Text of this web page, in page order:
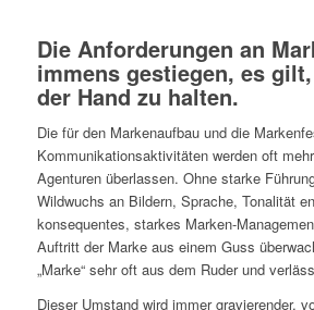
Die Anforderungen an
immens gestiegen, es
der Hand zu halten.
Die für den Markenaufbau und die
Kommunikationsaktivitäten werden oft
Agenturen überlassen. Ohne starke
Wildwuchs an Bildern, Sprache, Tonalität
konsequentes, starkes Marken-
Auftritt der Marke aus einem Guss
„Marke“ sehr oft aus dem Ruder und
Dieser Umstand wird immer gravierender,